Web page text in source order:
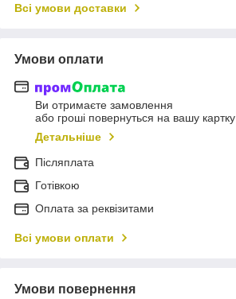
Всі умови доставки
Умови оплати
Ви отримаєте замовлення
або гроші повернуться на вашу картку
Детальніше
Післяплата
Готівкою
Оплата за реквізитами
Всі умови оплати
Умови повернення